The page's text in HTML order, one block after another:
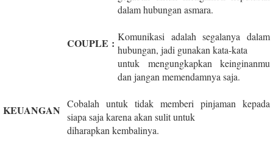
dalam hubungan asmara.
COUPLE : Komunikasi adalah segalanya dalam
hubungan, jadi gunakan kata-kata
untuk mengungkapkan keinginanmu
dan jangan memendamnya saja.
KEUANGAN Cobalah untuk tidak memberi pinjaman kepada
siapa saja karena akan sulit untuk
diharapkan kembalinya.